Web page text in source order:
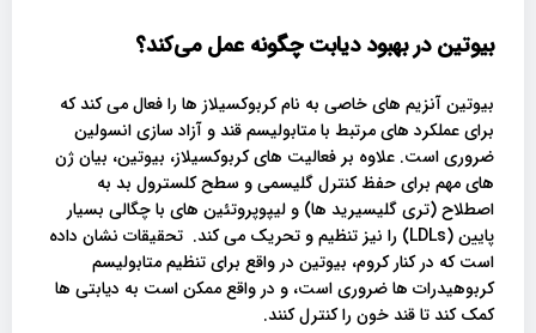
بیوتین در بهبود دیابت چگونه عمل می‌کند؟
بیوتین آنزیم های خاصی به نام کربوکسیلاز ها را فعال می کند که
برای عملکرد های مرتبط با متابولیسم قند و آزاد سازی انسولین
ضروری است. علاوه بر فعالیت های کربوکسیلاز، بیوتین، بیان ژن
های مهم برای حفظ کنترل گلیسمی و سطح کلسترول بد به
اصطلاح (تری گلیسیرید ها) و لیپوپروتئین های با چگالی بسیار
پایین (LDLs) را نیز تنظیم و تحریک می کند. تحقیقات نشان داده
است که در کنار کروم، بیوتین در واقع برای تنظیم متابولیسم
کربوهیدرات ها ضروری است، و در واقع ممکن است به دیابتی ها
کمک کند تا قند خون را کنترل کنند.